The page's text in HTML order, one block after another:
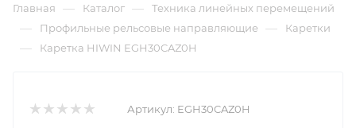
Главная — Каталог — Техника линейных перемещений
— Профильные рельсовые направляющие — Каретки
— Каретка HIWIN EGH30CAZ0H
Артикул: EGH30CAZ0H